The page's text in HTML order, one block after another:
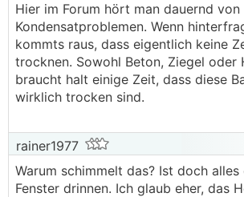
Hier im Forum hört man dauernd von
Kondensatproblemen. Wenn
kommts raus, dass eigentlich keine
trocknen. Sowohl Beton, Ziegel oder
braucht halt einige Zeit, dass diese
wirklich trocken sind.
rainer1977
Warum schimmelt das? Ist doch
Fenster drinnen. Ich glaub eher, das